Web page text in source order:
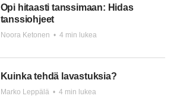
Opi hitaasti tanssimaan: Hidas
tanssiohjeet
Noora Ketonen • 4 min lukea
Kuinka tehdä lavastuksia?
Marko Leppälä • 4 min lukea